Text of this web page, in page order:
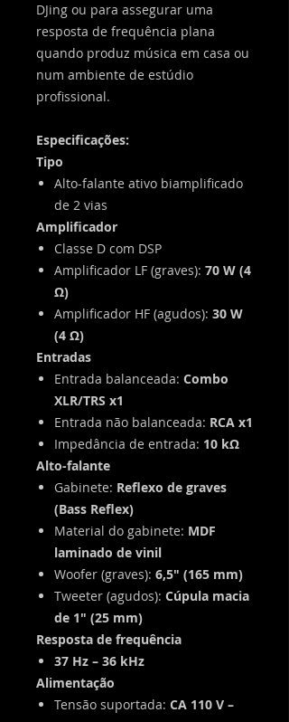
DJing ou para assegurar uma
resposta de frequência plana
quando produz música em casa ou
num ambiente de estúdio
profissional.
Especificações:
Tipo
Alto-falante ativo biamplificado
de 2 vias
Amplificador
Classe D com DSP
Amplificador LF (graves): 70 W (4
Ω)
Amplificador HF (agudos): 30 W
(4 Ω)
Entradas
Entrada balanceada: Combo
XLR/TRS x1
Entrada não balanceada: RCA x1
Impedância de entrada: 10 kΩ
Alto-falante
Gabinete: Reflexo de graves
(Bass Reflex)
Material do gabinete: MDF
laminado de vinil
Woofer (graves): 6,5" (165 mm)
Tweeter (agudos): Cúpula macia
de 1" (25 mm)
Resposta de frequência
37 Hz – 36 kHz
Alimentação
Tensão suportada: CA 110 V –